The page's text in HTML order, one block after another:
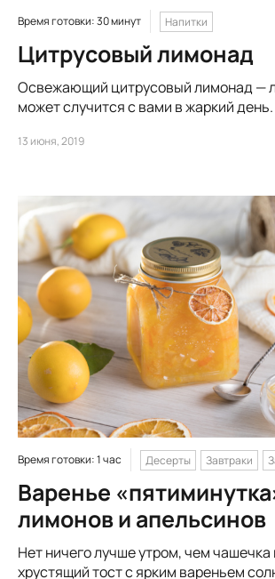
Время готовки: 30 минут Напитки
Цитрусовый лимонад
Освежающий цитрусовый лимонад —
может случится с вами в жаркий день.
13 июня, 2019
Время готовки: 1 час Десерты Завтраки
Варенье
лимонов и апельсинов
Нет ничего лучше утром, чем чашечка
хрустящий тост с ярким вареньем